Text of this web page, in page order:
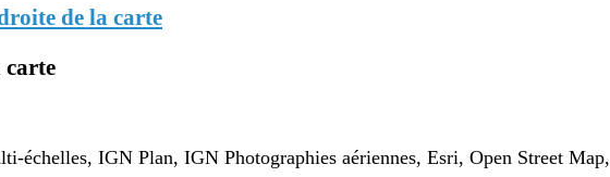
de la carte
carte
IGN Plan, IGN Photographies aériennes, Esri, Open Street Map,